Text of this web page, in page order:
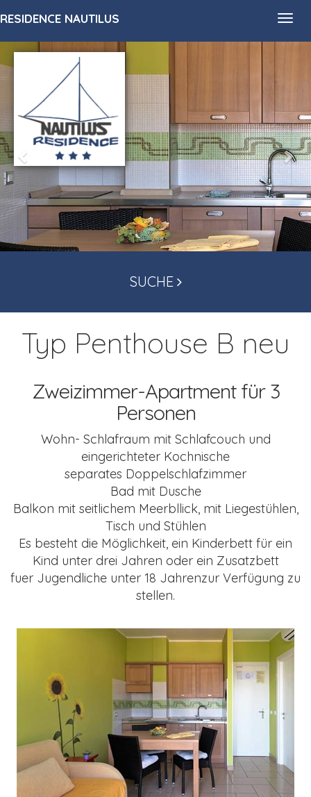
RESIDENCE NAUTILUS
SUCHE
Typ Penthouse B neu
Zweizimmer-Apartment für 3
Personen
Wohn- Schlafraum mit Schlafcouch und
eingerichteter Kochnische
separates Doppelschlafzimmer
Bad mit Dusche
Balkon mit seitlichem Meerbllick, mit Liegestühlen,
Tisch und Stühlen
Es besteht die Möglichkeit, ein Kinderbett für ein
Kind unter drei Jahren oder ein Zusatzbett
fuer Jugendliche unter 18 Jahrenzur Verfügung zu
stellen.